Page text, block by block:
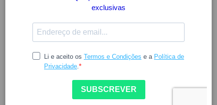
DERCOS
Dercos,marca capilar da Vichy
cabelo. Com fórmulas apoiadas pela investigação
capilar, caspa, oleosidade, sensibilidade e falta de